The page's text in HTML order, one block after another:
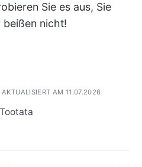
Sie es aus, Sie
beißen nicht!
AKTUALISIERT AM 11.07.2026
Tootata